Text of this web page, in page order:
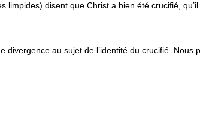
limpides) disent que Christ a bien été crucifié,
divergence au sujet de l’identité du crucifié. Nous